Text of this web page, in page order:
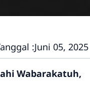
:Juni 05, 2025
Wabarakatuh,